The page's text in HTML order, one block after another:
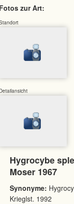
zur Art:
Hygrocybe
Moser 1967
Synonyme:
Krieglst. 1992